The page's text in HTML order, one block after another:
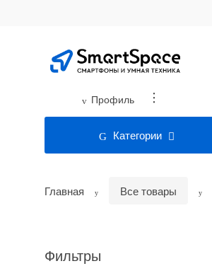
Профиль ...
Категории
Главная Все товары
Фильтры